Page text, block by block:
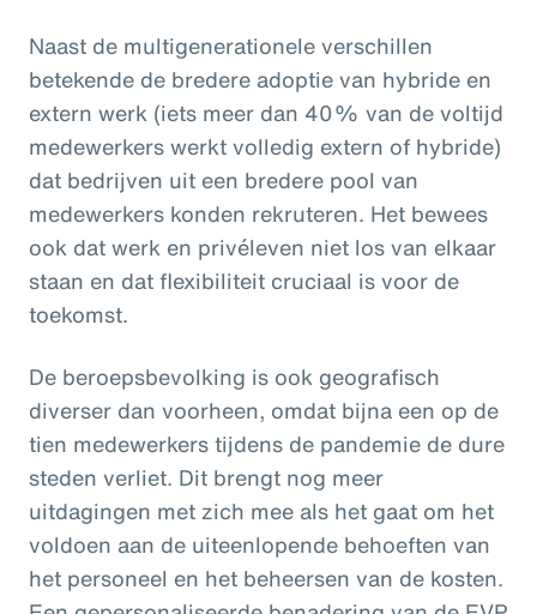
Naast de multigenerationele verschillen
betekende de bredere adoptie van hybride en
extern werk (iets meer dan 40% van de voltijd
medewerkers werkt volledig extern of hybride)
dat bedrijven uit een bredere pool van
medewerkers konden rekruteren. Het bewees
ook dat werk en privéleven niet los van elkaar
staan en dat flexibiliteit cruciaal is voor de
toekomst.
De beroepsbevolking is ook geografisch
diverser dan voorheen, omdat bijna een op de
tien medewerkers tijdens de pandemie de dure
steden verliet. Dit brengt nog meer
uitdagingen met zich mee als het gaat om het
voldoen aan de uiteenlopende behoeften van
het personeel en het beheersen van de kosten.